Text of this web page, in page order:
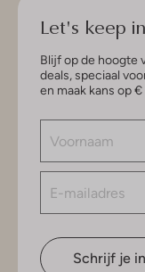
Let's keep
Blijf op de hoogte
deals, speciaal
en maak kans op
Schrijf je in